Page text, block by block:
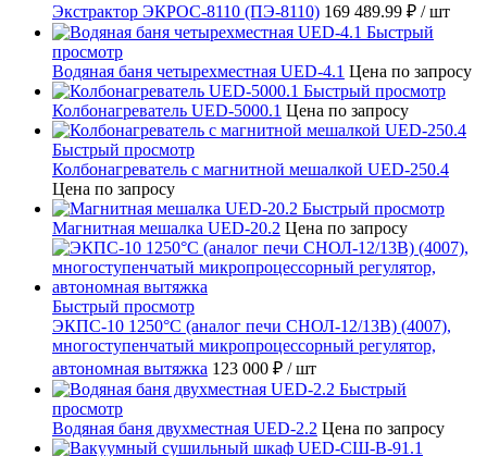
Экстрактор ЭКРОС-8110 (ПЭ-8110) 169 489.99 ₽ / шт
Быстрый
просмотр
Водяная баня четырехместная UED-4.1 Цена по запросу
Быстрый просмотр
Колбонагреватель UED-5000.1 Цена по запросу
Быстрый просмотр
Колбонагреватель с магнитной мешалкой UED-250.4
Цена по запросу
Быстрый просмотр
Магнитная мешалка UED-20.2 Цена по запросу
Быстрый просмотр
ЭКПС-10 1250°С (аналог печи СНОЛ-12/13В) (4007),
многоступенчатый микропроцессорный регулятор,
автономная вытяжка 123 000 ₽ / шт
Быстрый
просмотр
Водяная баня двухместная UED-2.2 Цена по запросу